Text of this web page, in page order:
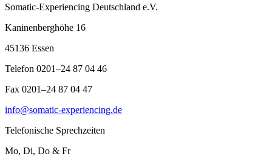
Somatic-Experiencing Deutschland e.V.
Kaninenberghöhe 16
45136 Essen
Telefon 0201–24 87 04 46
Fax 0201–24 87 04 47
info@somatic-experiencing.de
Telefonische Sprechzeiten
Mo, Di, Do & Fr